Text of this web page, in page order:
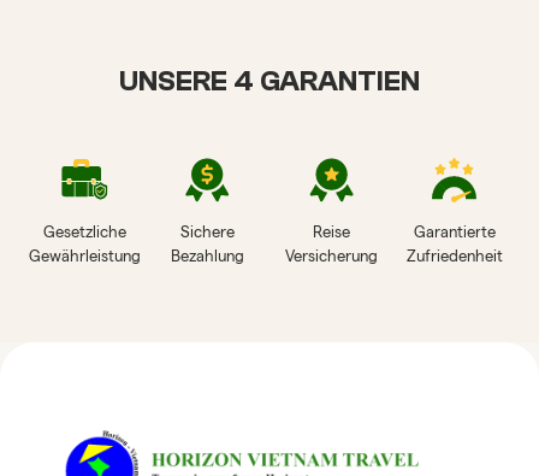
UNSERE 4 GARANTIEN
Gesetzliche
Gewährleistung
Sichere
Bezahlung
Reise
Versicherung
Garantierte
Zufriedenheit